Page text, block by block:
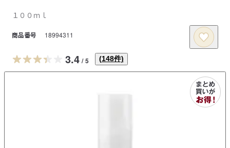
ッ
ス
ト
１００ｍｌ
商品番号 18994311
3.4 / 5 (148件)